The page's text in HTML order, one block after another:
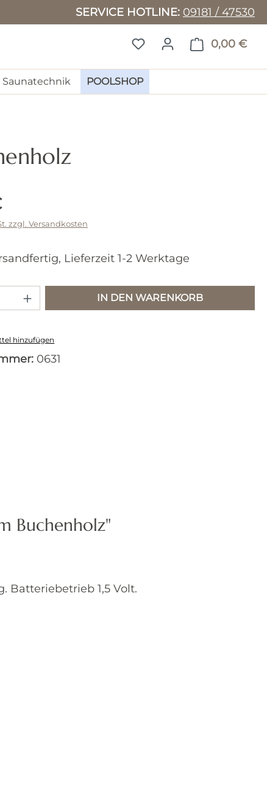
SERVICE HOTLINE: 09181 / 47530
DU HAST 0 PRODUKTE
0,00 €
Saunatechnik POOLSHOP
zzgl. Versandkosten
Lieferzeit 1-2 Werktage
Anzahl: Gib den gewünschten
IN DEN WARENKORB
hinzufügen
0631
Buchenholz"
Batteriebetrieb 1,5 Volt.